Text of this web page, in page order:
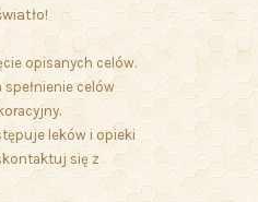
opisanych celów.
celów
leków i opieki
się z